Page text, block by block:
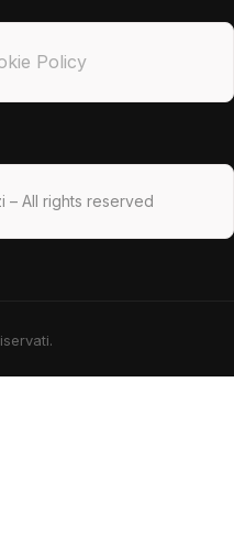
Policy
– All rights reserved